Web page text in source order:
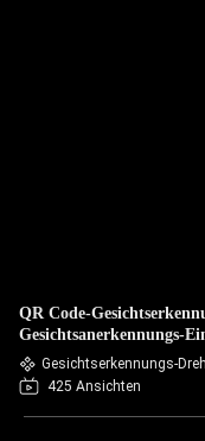
QR Code-
Gesichtsanerkennungs-
Drehkreuz-Tor
Gesichtserkennungs-
425 Ansichten